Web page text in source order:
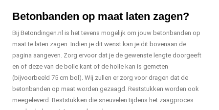
Betonbanden op maat laten zagen?
Bij Betondingen.nl is het tevens mogelijk om jouw betonbanden op
maat te laten zagen. Indien je dit wenst kan je dit bovenaan de
pagina aangeven. Zorg ervoor dat je de gewenste lengte doorgeeft
en of deze van de bolle kant of de holle kan is gemeten
(bijvoorbeeld 75 cm bol). Wij zullen er zorg voor dragen dat de
betonbanden op maat worden gezaagd. Reststukken worden ook
meegeleverd. Reststukken die sneuvelen tijdens het zaagproces